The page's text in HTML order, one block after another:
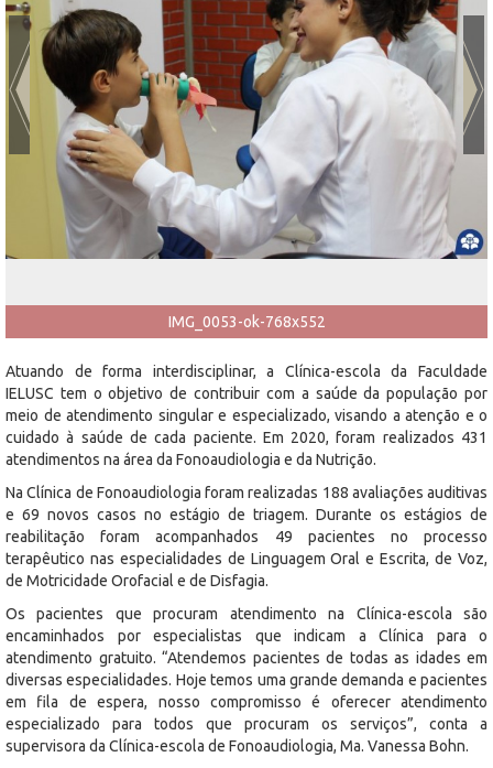
IMG_0053-ok-768x552
Atuando de forma interdisciplinar, a Clínica-escola da Faculdade
IELUSC tem o objetivo de contribuir com a saúde da população por
meio de atendimento singular e especializado, visando a atenção e o
cuidado à saúde de cada paciente. Em 2020, foram realizados 431
atendimentos na área da Fonoaudiologia e da Nutrição.
Na Clínica de Fonoaudiologia foram realizadas 188 avaliações auditivas
e 69 novos casos no estágio de triagem. Durante os estágios de
reabilitação foram acompanhados 49 pacientes no processo
terapêutico nas especialidades de Linguagem Oral e Escrita, de Voz,
de Motricidade Orofacial e de Disfagia.
Os pacientes que procuram atendimento na Clínica-escola são
encaminhados por especialistas que indicam a Clínica para o
atendimento gratuito. “Atendemos pacientes de todas as idades em
diversas especialidades. Hoje temos uma grande demanda e pacientes
em fila de espera, nosso compromisso é oferecer atendimento
especializado para todos que procuram os serviços”, conta a
supervisora da Clínica-escola de Fonoaudiologia, Ma. Vanessa Bohn.